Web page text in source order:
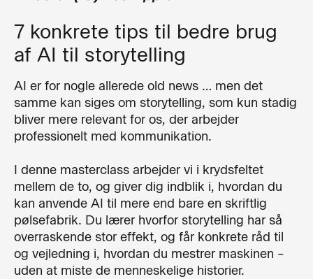
7 konkrete tips til bedre brug
af AI til storytelling
AI er for nogle allerede old news … men det
samme kan siges om storytelling, som kun stadig
bliver mere relevant for os, der arbejder
professionelt med kommunikation.
I denne masterclass arbejder vi i krydsfeltet
mellem de to, og giver dig indblik i, hvordan du
kan anvende AI til mere end bare en skriftlig
pølsefabrik. Du lærer hvorfor storytelling har så
overraskende stor effekt, og får konkrete råd til
og vejledning i, hvordan du mestrer maskinen –
uden at miste de menneskelige historier.